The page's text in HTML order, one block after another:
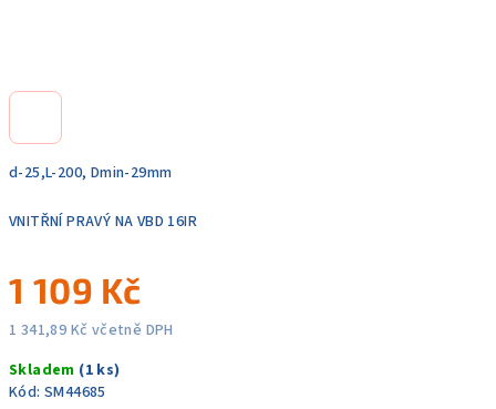
d-25,L-200, Dmin-29mm
VNITŘNÍ PRAVÝ NA VBD 16IR
1 109 Kč
1 341,89 Kč včetně DPH
cena:
Skladem (1 ks)
Kód: SM44685